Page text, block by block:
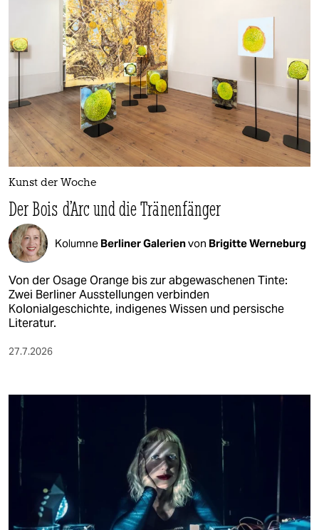
Kunst der Woche
Der Bois d’Arc und die Tränenfänger
Kolumne Berliner Galerienvon Brigitte Werneburg
Von der Osage Orange bis zur abgewaschenen Tinte:
Zwei Berliner Ausstellungen verbinden
Kolonialgeschichte, indigenes Wissen und persische
Literatur.
27.7.2026